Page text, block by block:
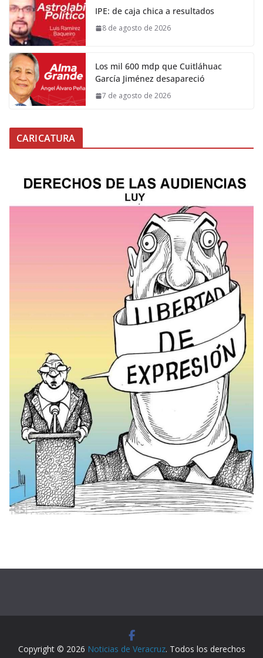
IPE: de caja chica a resultados
8 de agosto de 2026
Los mil 600 mdp que Cuitláhuac
García Jiménez desapareció
7 de agosto de 2026
CARICATURA
Copyright © 2026 Noticias de Veracruz. Todos los derechos